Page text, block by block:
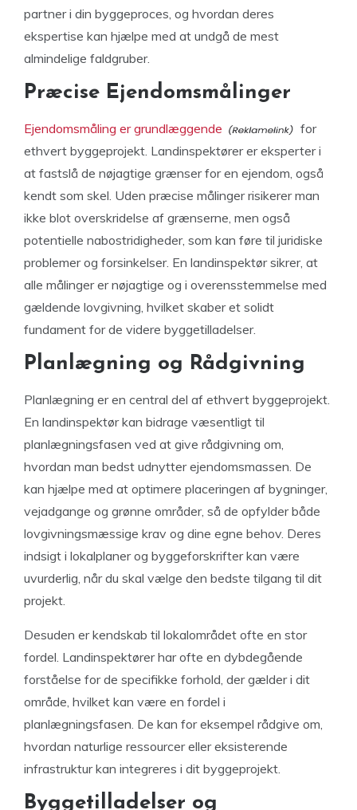
partner i din byggeproces, og hvordan deres
ekspertise kan hjælpe med at undgå de mest
almindelige faldgruber.
Præcise Ejendomsmålinger
Ejendomsmåling er grundlæggende
for
ethvert byggeprojekt. Landinspektører er eksperter i
at fastslå de nøjagtige grænser for en ejendom, også
kendt som skel. Uden præcise målinger risikerer man
ikke blot overskridelse af grænserne, men også
potentielle nabostridigheder, som kan føre til juridiske
problemer og forsinkelser. En landinspektør sikrer, at
alle målinger er nøjagtige og i overensstemmelse med
gældende lovgivning, hvilket skaber et solidt
fundament for de videre byggetilladelser.
Planlægning og Rådgivning
Planlægning er en central del af ethvert byggeprojekt.
En landinspektør kan bidrage væsentligt til
planlægningsfasen ved at give rådgivning om,
hvordan man bedst udnytter ejendomsmassen. De
kan hjælpe med at optimere placeringen af bygninger,
vejadgange og grønne områder, så de opfylder både
lovgivningsmæssige krav og dine egne behov. Deres
indsigt i lokalplaner og byggeforskrifter kan være
uvurderlig, når du skal vælge den bedste tilgang til dit
projekt.
Desuden er kendskab til lokalområdet ofte en stor
fordel. Landinspektører har ofte en dybdegående
forståelse for de specifikke forhold, der gælder i dit
område, hvilket kan være en fordel i
planlægningsfasen. De kan for eksempel rådgive om,
hvordan naturlige ressourcer eller eksisterende
infrastruktur kan integreres i dit byggeprojekt.
Byggetilladelser og